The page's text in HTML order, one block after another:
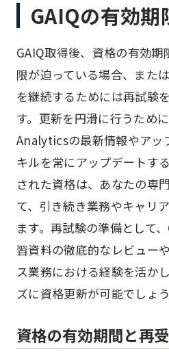
GAIQの有効期
GAIQ取得後、資格の有効
限が迫っている場合、また
を継続するためには再試験
す。更新を円滑に行うため
Analyticsの最新情報やアッ
キルを常にアップデートす
された資格は、あなたの専
て、引き続き業務やキャリ
ます。再試験の準備として
習資料の徹底的なレビュー
ス業務における経験を活か
ズに資格更新が可能でしょう
資格の有効期間と再